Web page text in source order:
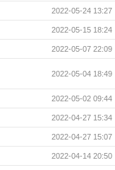
2022-05-24 13:27
2022-05-15 18:24
2022-05-07 22:09
2022-05-04 18:49
2022-05-02 09:44
2022-04-27 15:34
2022-04-27 15:07
2022-04-14 20:50